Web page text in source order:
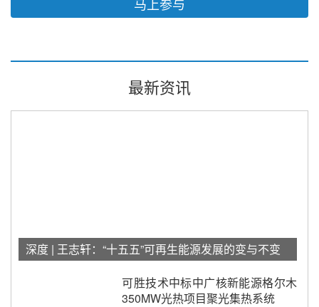
最新资讯
深度 | 王志轩：“十五五”可再生能源发展的变与不变
可胜技术中标中广核新能源格尔木
350MW光热项目聚光集热系统